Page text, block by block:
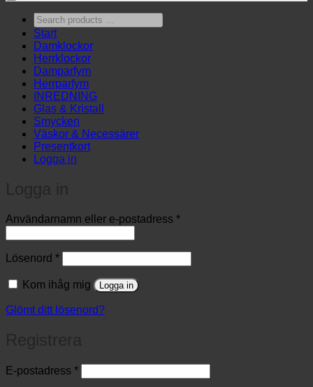
Search
products
…
Start
Damklockor
Herrklockor
Damparfym
Herrparfym
INREDNING
Glas & Kristall
Smycken
Väskor & Necessärer
Presentkort
Logga in
Användarnamn eller e-postadress *Obligatoriskt
Lösenord *Obligatoriskt
Kom ihåg mig Logga in
Glömt ditt lösenord?
E-postadress *Obligatoriskt